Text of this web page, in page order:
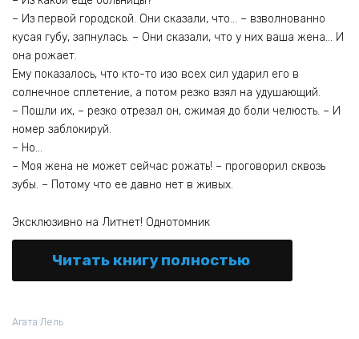
– Из первой городской. Они сказали, что… – взволнованно
кусая губу, запнулась. – Они сказали, что у них ваша жена… И
она рожает.
Ему показалось, что кто-то изо всех сил ударил его в
солнечное сплетение, а потом резко взял на удушающий.
– Пошли их, – резко отрезал он, сжимая до боли челюсть. – И
номер заблокируй.
– Но…
– Моя жена не может сейчас рожать! – проговорил сквозь
зубы. – Потому что ее давно нет в живых.
Эксклюзивно на Литнет! Однотомник
Читать книгу полностью
Агата Лель